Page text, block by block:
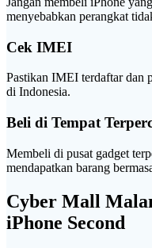
menyebabkan perangkat
Cek IMEI
Pastikan IMEI terdaftar dan
di Indonesia.
Beli di Tempat
Membeli di pusat gadget
mendapatkan barang
Cyber Mall
iPhone Second